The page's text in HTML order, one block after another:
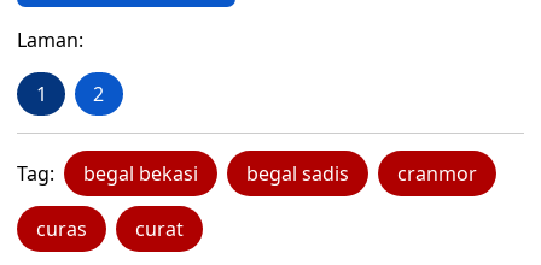
Laman:
1 2
Tag: begal bekasi begal sadis cranmor
curas curat